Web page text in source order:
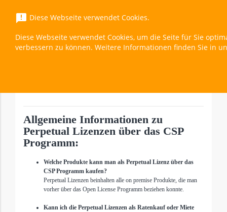
menu
BizTalk Server 2020 Branch (Nonprofit)
Allgemeine Informationen zu
Perpetual Lizenzen über das CSP
Programm:
Welche Produkte kann man als Perpetual Lizenz über das
CSP Programm kaufen?
Perpetual Lizenzen beinhalten alle on premise Produkte, die man
vorher über das Open License Programm beziehen konnte.
Kann ich die Perpetual Lizenzen als Ratenkauf oder Miete
announcement Diese Webseite verwendet Cookies.
Diese Webseite verwendet Cookies, um die Seite für Sie
verbessern zu können. Weitere Informationen finden Sie in